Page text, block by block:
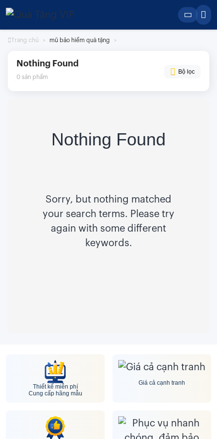
Skip
content
Trang chủ mũ bảo hiểm quà tặng
Nothing Found
0 sản phẩm
Bộ lọc
Nothing Found
Sorry, but nothing matched
your search terms. Please try
again with some different
keywords.
Thiết kế miễn phí
Cung cấp hãng mẫu
Giá cả cạnh tranh